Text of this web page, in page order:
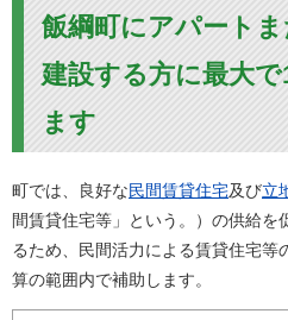
飯綱町にアパート
建設する方に最大
ます
町では、良好な民間賃貸住宅及び立
間賃貸住宅等」という。）の供給を
るため、民間活力による賃貸住宅等
算の範囲内で補助します。